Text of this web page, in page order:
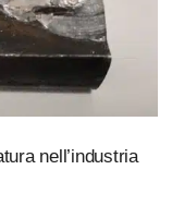
nell’industria